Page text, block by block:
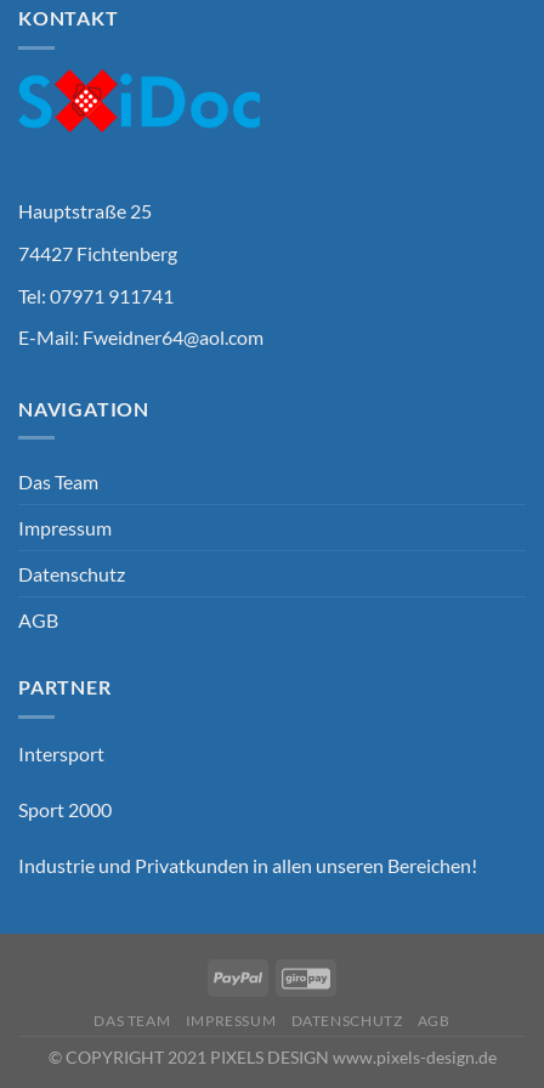
KONTAKT
Hauptstraße 25
74427 Fichtenberg
Tel: 07971 911741
E-Mail: Fweidner64@aol.com
NAVIGATION
Das Team
Impressum
Datenschutz
AGB
PARTNER
Intersport
Sport 2000
Industrie und Privatkunden in allen unseren Bereichen!
DAS TEAM IMPRESSUM DATENSCHUTZ AGB
© COPYRIGHT 2021 PIXELS DESIGN www.pixels-design.de